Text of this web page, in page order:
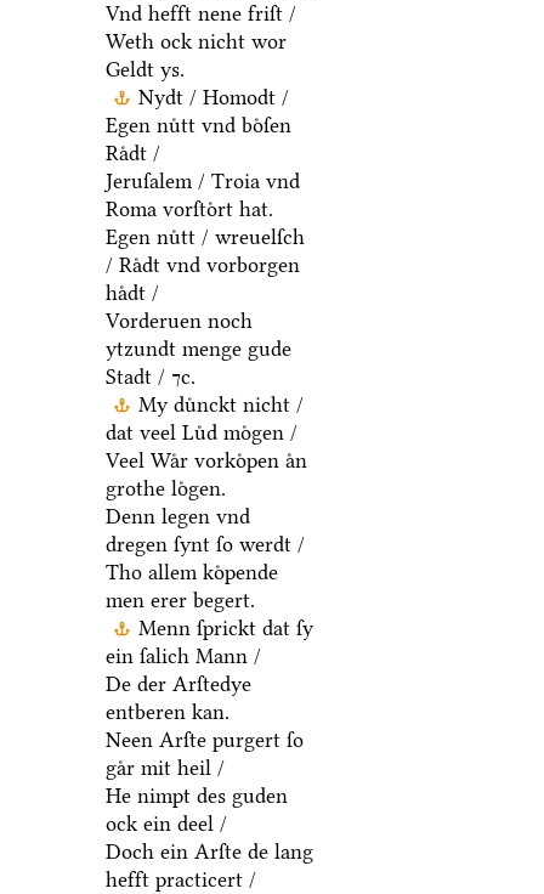
Vnd hefft nene friſt /
Weth ock nicht wor
Geldt ys.
Nydt / Homodt /
Egen nuͤtt vnd boͤſen
Raͤdt /
Jeruſalem / Troia vnd
Roma vorſtoͤrt hat.
Egen nuͤtt / wreuelſch
/ Raͤdt vnd vorborgen
haͤdt /
Vorderuen noch
ytzundt menge gude
Stadt / ⁊c.
My duͤnckt nicht /
dat veel Luͤd moͤgen /
Veel Waͤr vorkoͤpen aͤn
grothe loͤgen.
Denn legen vnd
dregen ſynt ſo werdt /
Tho allem koͤpende
men erer begert.
Menn ſprickt dat ſy
ein ſalich Mann /
De der Arſtedye
entberen kan.
Neen Arſte purgert ſo
gaͤr mit heil /
He nimpt des guden
ock ein deel /
Doch ein Arſte de lang
hefft practicert /